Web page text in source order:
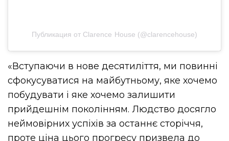
Публикация от Clarence House (@clarencehouse)
«Вступаючи в нове десятиліття, ми повинні
сфокусуватися на майбутньому, яке хочемо
побудувати і яке хочемо залишити
прийдешнім поколінням. Людство досягло
неймовірних успіхів за останнє сторіччя,
проте ціна цього прогресу призвела до